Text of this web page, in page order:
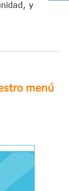
y
menú